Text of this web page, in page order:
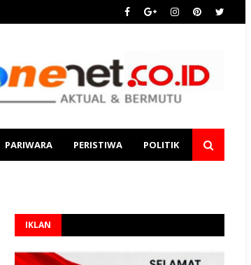
PARIWARA PERISTIWA POLITIK
IKLAN